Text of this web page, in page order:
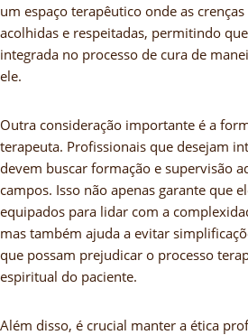
um espaço terapêutico onde as
acolhidas e respeitadas, permitindo
integrada no processo de cura de
ele.
Outra consideração importante é a
terapeuta. Profissionais que desejam
devem buscar formação e supervisão
campos. Isso não apenas garante que
equipados para lidar com a
mas também ajuda a evitar
que possam prejudicar o processo
espiritual do paciente.
Além disso, é crucial manter a ética